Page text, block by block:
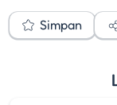
Simpan